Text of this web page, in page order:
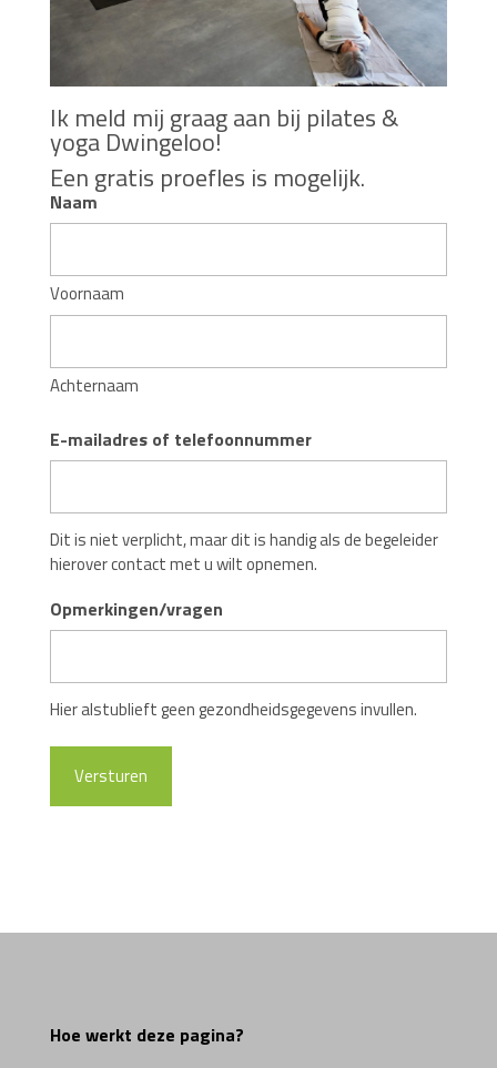
Ik meld mij graag aan bij pilates &
yoga Dwingeloo!
Een gratis proefles is mogelijk.
Naam
Voornaam
Achternaam
E-mailadres of telefoonnummer
Dit is niet verplicht, maar dit is handig als de begeleider
hierover contact met u wilt opnemen.
Opmerkingen/vragen
Hier alstublieft geen gezondheidsgegevens invullen.
Hoe werkt deze pagina?